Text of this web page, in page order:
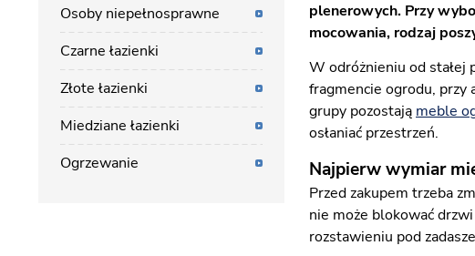
plenerowych. Przy
mocowania, rodzaj
W odróżnieniu od stałej
fragmencie ogrodu, przy
grupy pozostają meble
osłaniać przestrzeń.
Najpierw wymiar
Przed zakupem trzeba
nie może blokować
rozstawieniu pod
Osoby niepełnosprawne
Czarne łazienki
Złote łazienki
Miedziane łazienki
Ogrzewanie